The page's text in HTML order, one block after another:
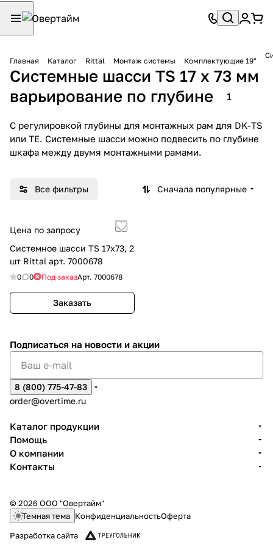
Главная Каталог Rittal Монтаж системы Комплектующие 19"
Системные шасси TS 17 x 73 мм
варьирование по глубине
1
С регулировкой глубины для монтажных рам для DK-TS
или TE. Системные шасси можно подвесить по глубине
шкафа между двумя монтажными рамами.
Все фильтры Сначала популярные
Цена по запросу
Системное шасси TS 17х73, 2
шт Rittal арт. 7000678
0 0 Под заказАрт. 7000678
Заказать
Подписаться на новости и акции
8 (800) 775-47-83
order@overtime.ru
Каталог продукции
Помощь
О компании
Контакты
© 2026 ООО "Овертайм"
Темная тема КонфиденциальностьОферта
Разработка сайта